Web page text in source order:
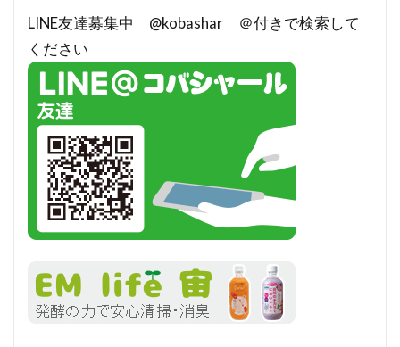
LINE友達募集中 @kobashar ＠付きで検索して
ください